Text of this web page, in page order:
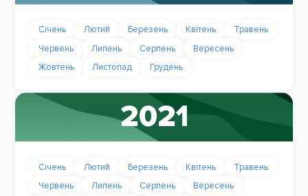
Січень Лютий Березень Квітень
Травень
Червень
Липень Серпень
Вересень
Жовтень
Листопад Грудень
2021
Січень Лютий Березень Квітень
Травень
Червень
Липень Серпень
Вересень